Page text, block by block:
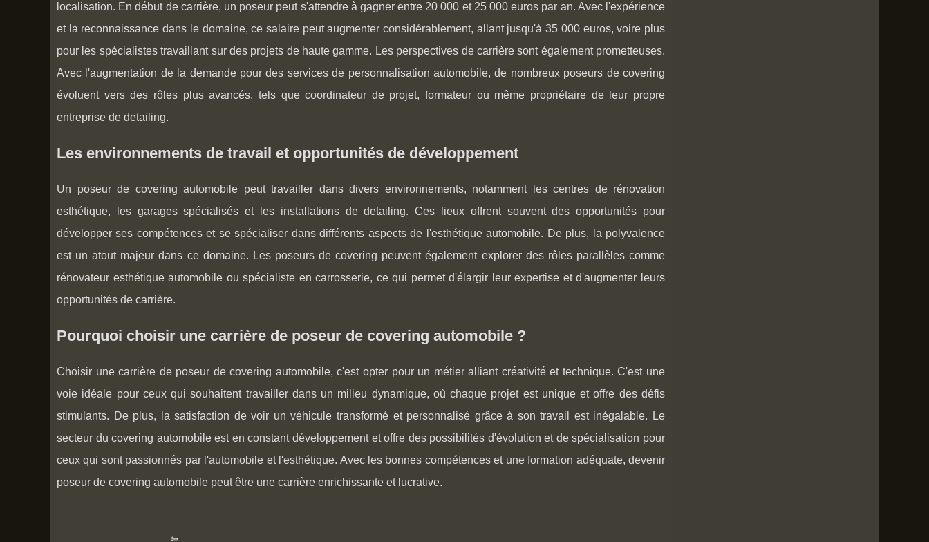
localisation. En début de carrière, un poseur peut s'attendre à gagner entre 20 000 et 25 000 euros par an. Avec l'expérience
et la reconnaissance dans le domaine, ce salaire peut augmenter considérablement, allant jusqu'à 35 000 euros, voire plus
pour les spécialistes travaillant sur des projets de haute gamme. Les perspectives de carrière sont également prometteuses.
Avec l'augmentation de la demande pour des services de personnalisation automobile, de nombreux poseurs de covering
évoluent vers des rôles plus avancés, tels que coordinateur de projet, formateur ou même propriétaire de leur propre
entreprise de detailing.
Les environnements de travail et opportunités de développement
Un poseur de covering automobile peut travailler dans divers environnements, notamment les centres de rénovation
esthétique, les garages spécialisés et les installations de detailing. Ces lieux offrent souvent des opportunités pour
développer ses compétences et se spécialiser dans différents aspects de l'esthétique automobile. De plus, la polyvalence
est un atout majeur dans ce domaine. Les poseurs de covering peuvent également explorer des rôles parallèles comme
rénovateur esthétique automobile ou spécialiste en carrosserie, ce qui permet d'élargir leur expertise et d'augmenter leurs
opportunités de carrière.
Pourquoi choisir une carrière de poseur de covering automobile ?
Choisir une carrière de poseur de covering automobile, c'est opter pour un métier alliant créativité et technique. C'est une
voie idéale pour ceux qui souhaitent travailler dans un milieu dynamique, où chaque projet est unique et offre des défis
stimulants. De plus, la satisfaction de voir un véhicule transformé et personnalisé grâce à son travail est inégalable. Le
secteur du covering automobile est en constant développement et offre des possibilités d'évolution et de spécialisation pour
ceux qui sont passionnés par l'automobile et l'esthétique. Avec les bonnes compétences et une formation adéquate, devenir
poseur de covering automobile peut être une carrière enrichissante et lucrative.